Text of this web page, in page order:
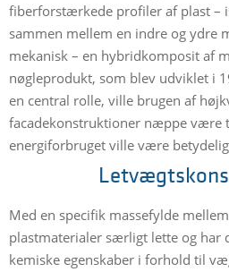
fiberforstærkede profiler af plast –
sammen mellem en indre og ydre
mekanisk – en hybridkomposit af
nøgleprodukt, som blev udviklet i
en central rolle, ville brugen af
facadekonstruktioner næppe være
energiforbruget ville være
Med en specifik massefylde
plastmaterialer særligt lette og har
kemiske egenskaber i forhold til